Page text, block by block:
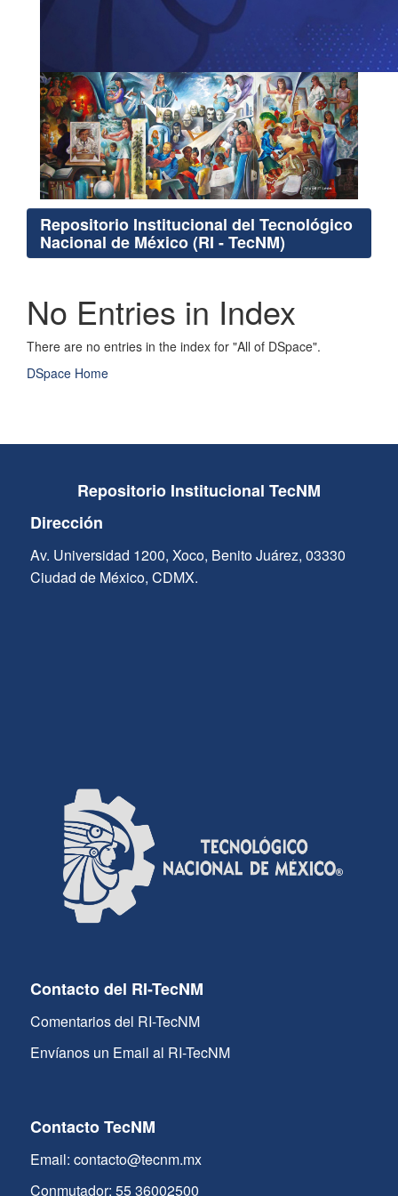
Repositorio Institucional del Tecnológico
Nacional de México (RI - TecNM)
No Entries in Index
There are no entries in the index for "All of DSpace".
DSpace Home
Repositorio Institucional TecNM
Dirección
Av. Universidad 1200, Xoco, Benito Juárez, 03330
Ciudad de México, CDMX.
Contacto del RI-TecNM
Comentarios del RI-TecNM
Envíanos un Email al RI-TecNM
Contacto TecNM
Email: contacto@tecnm.mx
Conmutador: 55 36002500